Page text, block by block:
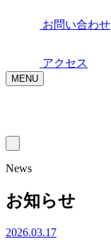
お問い合わせ
アクセス
MENU
News
お知らせ
2026.03.17